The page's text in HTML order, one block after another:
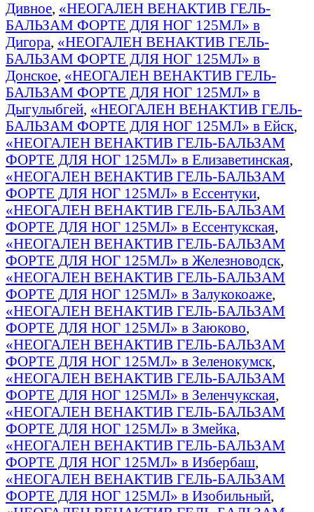
Дивное, «НЕОГАЛЕН ВЕНАКТИВ ГЕЛЬ-
БАЛЬЗАМ ФОРТЕ ДЛЯ НОГ 125МЛ» в
Дигора, «НЕОГАЛЕН ВЕНАКТИВ ГЕЛЬ-
БАЛЬЗАМ ФОРТЕ ДЛЯ НОГ 125МЛ» в
Донское, «НЕОГАЛЕН ВЕНАКТИВ ГЕЛЬ-
БАЛЬЗАМ ФОРТЕ ДЛЯ НОГ 125МЛ» в
Дыгулыбгей, «НЕОГАЛЕН ВЕНАКТИВ ГЕЛЬ-
БАЛЬЗАМ ФОРТЕ ДЛЯ НОГ 125МЛ» в Ейск,
«НЕОГАЛЕН ВЕНАКТИВ ГЕЛЬ-БАЛЬЗАМ
ФОРТЕ ДЛЯ НОГ 125МЛ» в Елизаветинская,
«НЕОГАЛЕН ВЕНАКТИВ ГЕЛЬ-БАЛЬЗАМ
ФОРТЕ ДЛЯ НОГ 125МЛ» в Ессентуки,
«НЕОГАЛЕН ВЕНАКТИВ ГЕЛЬ-БАЛЬЗАМ
ФОРТЕ ДЛЯ НОГ 125МЛ» в Ессентукская,
«НЕОГАЛЕН ВЕНАКТИВ ГЕЛЬ-БАЛЬЗАМ
ФОРТЕ ДЛЯ НОГ 125МЛ» в Железноводск,
«НЕОГАЛЕН ВЕНАКТИВ ГЕЛЬ-БАЛЬЗАМ
ФОРТЕ ДЛЯ НОГ 125МЛ» в Залукокоаже,
«НЕОГАЛЕН ВЕНАКТИВ ГЕЛЬ-БАЛЬЗАМ
ФОРТЕ ДЛЯ НОГ 125МЛ» в Заюково,
«НЕОГАЛЕН ВЕНАКТИВ ГЕЛЬ-БАЛЬЗАМ
ФОРТЕ ДЛЯ НОГ 125МЛ» в Зеленокумск,
«НЕОГАЛЕН ВЕНАКТИВ ГЕЛЬ-БАЛЬЗАМ
ФОРТЕ ДЛЯ НОГ 125МЛ» в Зеленчукская,
«НЕОГАЛЕН ВЕНАКТИВ ГЕЛЬ-БАЛЬЗАМ
ФОРТЕ ДЛЯ НОГ 125МЛ» в Змейка,
«НЕОГАЛЕН ВЕНАКТИВ ГЕЛЬ-БАЛЬЗАМ
ФОРТЕ ДЛЯ НОГ 125МЛ» в Избербаш,
«НЕОГАЛЕН ВЕНАКТИВ ГЕЛЬ-БАЛЬЗАМ
ФОРТЕ ДЛЯ НОГ 125МЛ» в Изобильный,